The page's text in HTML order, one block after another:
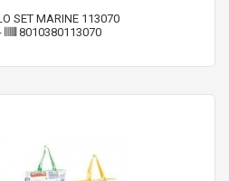
SET MARINE 113070
8010380113070